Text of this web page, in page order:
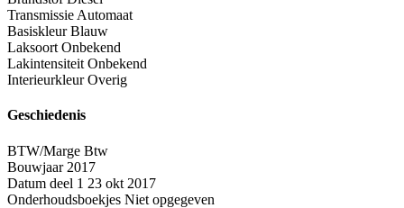
Transmissie Automaat
Basiskleur Blauw
Laksoort Onbekend
Lakintensiteit Onbekend
Interieurkleur Overig
Geschiedenis
BTW/Marge Btw
Bouwjaar 2017
Datum deel 1 23 okt 2017
Onderhoudsboekjes Niet opgegeven